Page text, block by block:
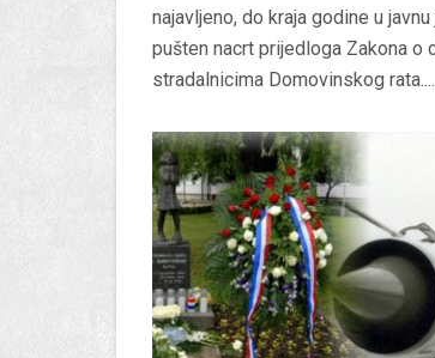
najavljeno, do kraja godine u
pušten nacrt prijedloga Zakona o
stradalnicima Domovinskog rata....